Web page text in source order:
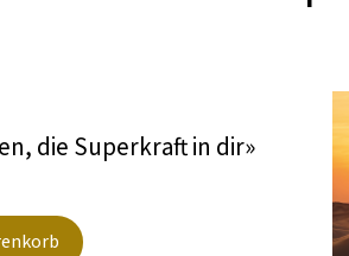
die Superkraft in dir»